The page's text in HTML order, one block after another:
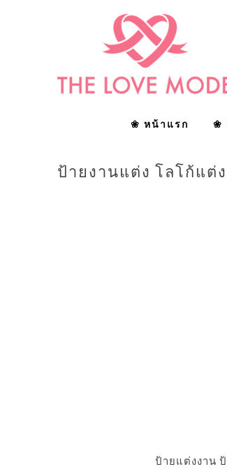
❀ หน้าแรก ❀
ป้ายงานแต่ง โลโก้แต่
ป้ายแต่งงาน